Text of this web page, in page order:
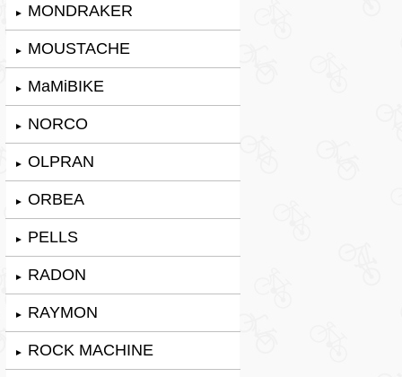
► MONDRAKER
► MOUSTACHE
► MaMiBIKE
► NORCO
► OLPRAN
► ORBEA
► PELLS
► RADON
► RAYMON
► ROCK MACHINE